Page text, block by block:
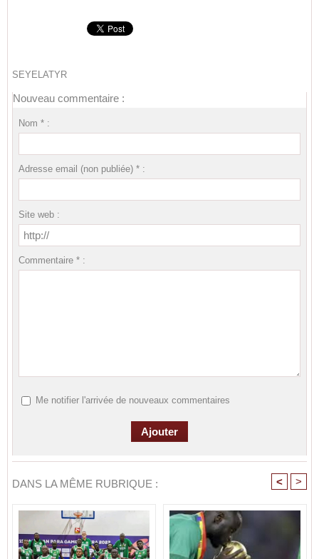
SEYELATYR
Nouveau commentaire :
Nom * :
Adresse email (non publiée) * :
Site web :
Commentaire * :
Me notifier l'arrivée de nouveaux commentaires
DANS LA MÊME RUBRIQUE : < >